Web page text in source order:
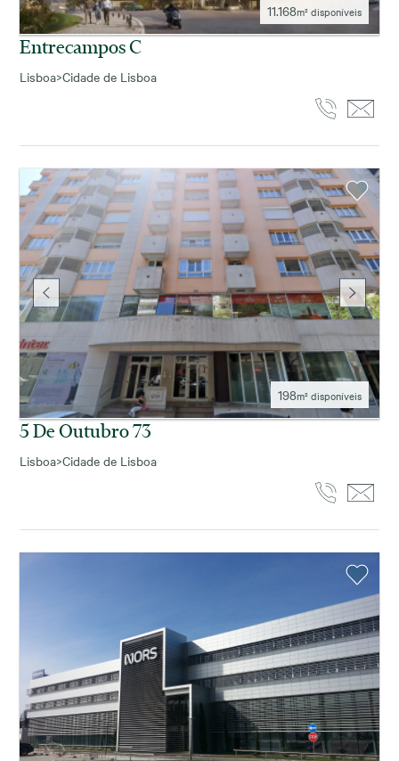
11.168m² disponíveis
Entrecampos C
Lisboa>Cidade de Lisboa
198m² disponíveis
5 De Outubro 73
Lisboa>Cidade de Lisboa